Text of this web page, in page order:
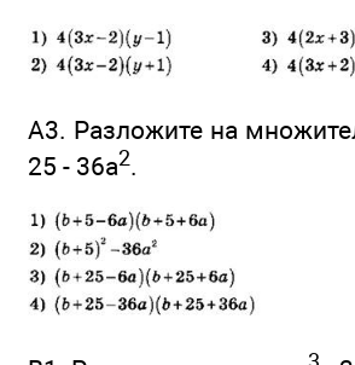
А3. Разложите на
25 - 36а2.